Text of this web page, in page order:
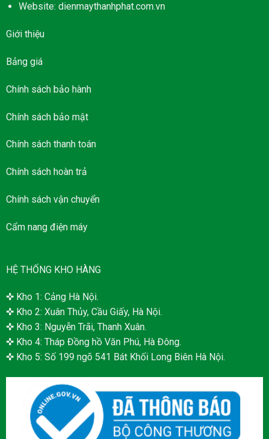
Website: dienmaythanhphat.com.vn
Giới thiệu
Bảng giá
Chính sách bảo hành
Chính sách bảo mật
Chính sách thanh toán
Chính sách hoàn trả
Chính sách vận chuyển
Cẩm nang điện máy
HỆ THỐNG KHO HÀNG
✜ Kho 1: Cảng Hà Nội.
✜ Kho 2: Xuân Thủy, Cầu Giấy, Hà Nội.
✜ Kho 3: Nguyễn Trãi, Thanh Xuân.
✜ Kho 4: Tháp Đồng hồ Văn Phú, Hà Đông.
✜ Kho 5: Số 199 ngõ 541 Bát Khối Long Biên Hà Nội.